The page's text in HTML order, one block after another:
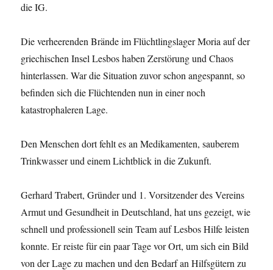
die IG.
Die verheerenden Brände im Flüchtlingslager Moria auf der
griechischen Insel Lesbos haben Zerstörung und Chaos
hinterlassen. War die Situation zuvor schon angespannt, so
befinden sich die Flüchtenden nun in einer noch
katastrophaleren Lage.
Den Menschen dort fehlt es an Medikamenten, sauberem
Trinkwasser und einem Lichtblick in die Zukunft.
Gerhard Trabert, Gründer und 1. Vorsitzender des Vereins
Armut und Gesundheit in Deutschland, hat uns gezeigt, wie
schnell und professionell sein Team auf Lesbos Hilfe leisten
konnte. Er reiste für ein paar Tage vor Ort, um sich ein Bild
von der Lage zu machen und den Bedarf an Hilfsgütern zu